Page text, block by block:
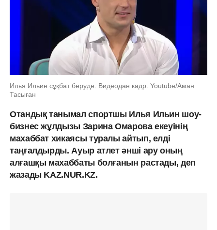
Илья Ильин сұқбат беруде. Видеодан кадр: Youtube/Аман
Тасыған
Отандық танымал спортшы Илья Ильин шоу-
бизнес жұлдызы Зарина Омарова екеуінің
махаббат хикаясы туралы айтып, елді
таңғалдырды. Ауыр атлет әнші ару оның
алғашқы махаббаты болғанын растады, деп
жазады KAZ.NUR.KZ.